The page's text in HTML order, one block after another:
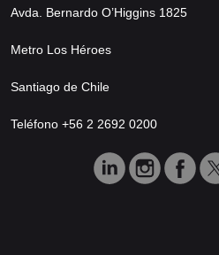
Avda. Bernardo O’Higgins 1825
Metro Los Héroes
Santiago de Chile
Teléfono +56 2 2692 0200